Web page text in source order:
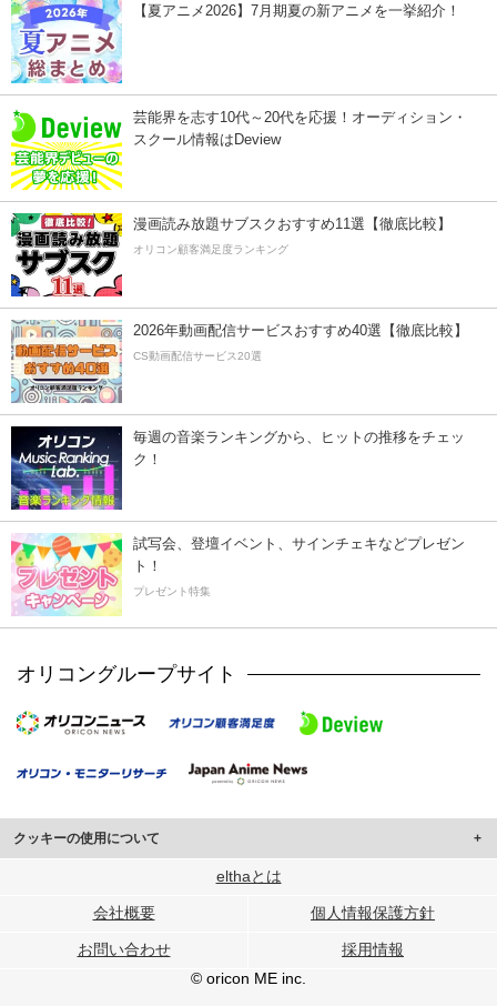
【夏アニメ2026】7月期夏の新アニメを一挙紹介！
芸能界を志す10代～20代を応援！オーディション・
スクール情報はDeview
漫画読み放題サブスクおすすめ11選【徹底比較】
オリコン顧客満足度ランキング
2026年動画配信サービスおすすめ40選【徹底比較】
CS動画配信サービス20選
毎週の音楽ランキングから、ヒットの推移をチェッ
ク！
試写会、登壇イベント、サインチェキなどプレゼン
ト！
プレゼント特集
オリコングループサイト
クッキーの使用について
このサイトでは Cookie を使用して、ユーザーに合わせたコンテンツや広告の
行っています。
メディアや広告配信、データ解析の各パートナーに提供しています。
各パートナーは、この情報とユーザーが各パートナーに提供した他の情報や、
ユーザーが各パートナーのサービスを使用したときに収集した他の情報を組み
elthaとは
会社概要 個人情報保護方針
お問い合わせ
採用情報
© oricon ME inc.